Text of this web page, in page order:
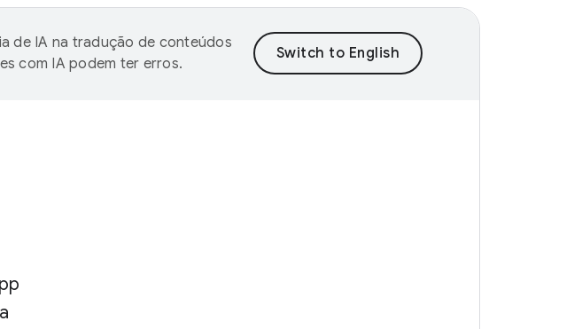
de IA na tradução de conteúdos
com IA podem ter erros.